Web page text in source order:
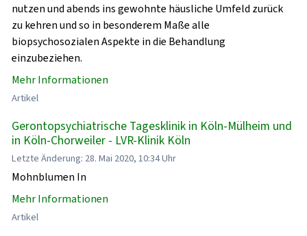
nutzen und abends ins gewohnte häusliche Umfeld zurück
zu kehren und so in besonderem Maße alle
biopsychosozialen Aspekte in die Behandlung
einzubeziehen.
Mehr Informationen
Artikel
Gerontopsychiatrische Tagesklinik in Köln-Mülheim und
in Köln-Chorweiler - LVR-Klinik Köln
Letzte Änderung: 28. Mai 2020, 10:34 Uhr
Mohnblumen In
Mehr Informationen
Artikel